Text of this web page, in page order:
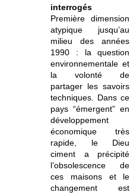
interrogés
Première dimension
atypique jusqu’au
milieu des années
1990 : la question
environnementale et
la volonté de
partager les savoirs
techniques. Dans ce
pays “émergent” en
développement
économique très
rapide, le Dieu
ciment a précipité
l’obsolescence de
ces maisons et le
changement est